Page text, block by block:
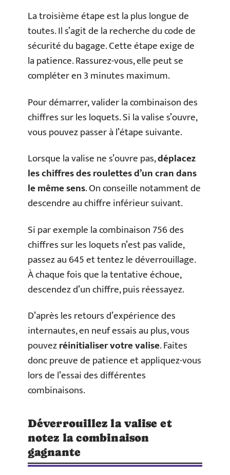
La troisième étape est la plus longue de
toutes. Il s’agit de la recherche du code de
sécurité du bagage. Cette étape exige de
la patience. Rassurez-vous, elle peut se
compléter en 3 minutes maximum.
Pour démarrer, valider la combinaison des
chiffres sur les loquets. Si la valise s’ouvre,
vous pouvez passer à l’étape suivante.
Lorsque la valise ne s’ouvre pas,déplacez
les chiffres des roulettes d’un cran dans
le même sens. On conseille notamment de
descendre au chiffre inférieur suivant.
Si par exemple la combinaison 756 des
chiffres sur les loquets n’est pas valide,
passez au 645 et tentez le déverrouillage.
À chaque fois que la tentative échoue,
descendez d’un chiffre, puis réessayez.
D’après les retours d’expérience des
internautes, en neuf essais au plus, vous
pouvezréinitialiser votre valise. Faites
donc preuve de patience et appliquez-vous
lors de l’essai des différentes
combinaisons.
Déverrouillez la valise et
notez la combinaison
gagnante